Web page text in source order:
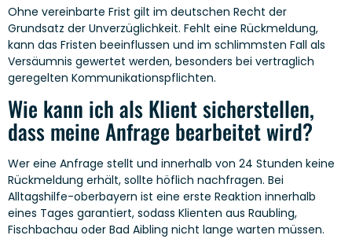
Ohne vereinbarte Frist gilt im deutschen Recht der
Grundsatz der Unverzüglichkeit. Fehlt eine Rückmeldung,
kann das Fristen beeinflussen und im schlimmsten Fall als
Versäumnis gewertet werden, besonders bei vertraglich
geregelten Kommunikationspflichten.
Wie kann ich als Klient sicherstellen,
dass meine Anfrage bearbeitet wird?
Wer eine Anfrage stellt und innerhalb von 24 Stunden keine
Rückmeldung erhält, sollte höflich nachfragen. Bei
Alltagshilfe-oberbayern ist eine erste Reaktion innerhalb
eines Tages garantiert, sodass Klienten aus Raubling,
Fischbachau oder Bad Aibling nicht lange warten müssen.